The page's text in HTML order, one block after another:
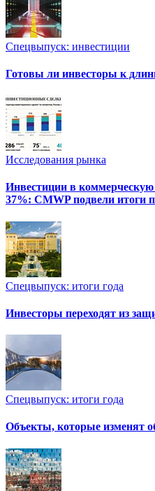
Спецвыпуск: инвестиции
Готовы ли инвесторы к
Исследования рынка
Инвестиции в
37%: CMWP подвели итоги
Спецвыпуск: итоги года
Инвесторы переходят из
Спецвыпуск: итоги года
Объекты, которые изменят